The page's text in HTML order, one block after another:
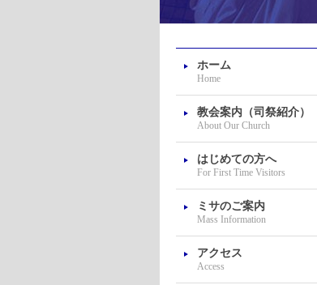
ホーム
Home
教会案内（司祭紹介）
About Our Church
はじめての方へ
For First Time Visitors
ミサのご案内
Mass Information
アクセス
Access